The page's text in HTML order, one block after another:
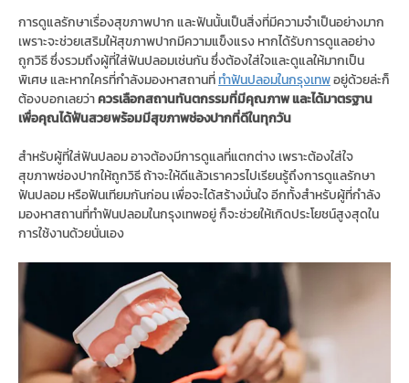
การดูแลรักษาเรื่องสุขภาพปาก และฟันนั้นเป็นสิ่งที่มีความจำเป็นอย่างมาก
เพราะจะช่วยเสริมให้สุขภาพปากมีความแข็งแรง หากได้รับการดูแลอย่าง
ถูกวิธี ซึ่งรวมถึงผู้ที่ใส่ฟันปลอมเช่นกัน ซึ่งต้องใส่ใจและดูแลให้มากเป็น
พิเศษ และหากใครที่กำลังมองหาสถานที่ทำฟันปลอมในกรุงเทพอยู่ด้วยล่ะก็
ต้องบอกเลยว่าควรเลือกสถานทันตกรรมที่มีคุณภาพ และได้มาตรฐาน
เพื่อคุณได้ฟันสวยพร้อมมีสุขภาพช่องปากที่ดีในทุกวัน
สำหรับผู้ที่ใส่ฟันปลอม อาจต้องมีการดูแลที่แตกต่าง เพราะต้องใส่ใจ
สุขภาพช่องปากให้ถูกวิธี ถ้าจะให้ดีแล้วเราควรไปเรียนรู้ถึงการดูแลรักษา
ฟันปลอม หรือฟันเทียมกันก่อน เพื่อจะได้สร้างมั่นใจ อีกทั้งสำหรับผู้ที่กำลัง
มองหาสถานที่ทำฟันปลอมในกรุงเทพอยู่ ก็จะช่วยให้เกิดประโยชน์สูงสุดใน
การใช้งานด้วยนั่นเอง